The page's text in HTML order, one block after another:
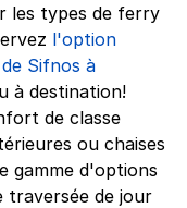
les types de ferry
l'option
Sifnos à
à destination!
de classe
ou chaises
gamme d'options
traversée de jour